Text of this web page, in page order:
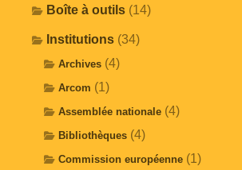
Boîte à outils (14)
Institutions (34)
Archives (4)
Arcom (1)
Assemblée nationale (4)
Bibliothèques (4)
Commission européenne (1)